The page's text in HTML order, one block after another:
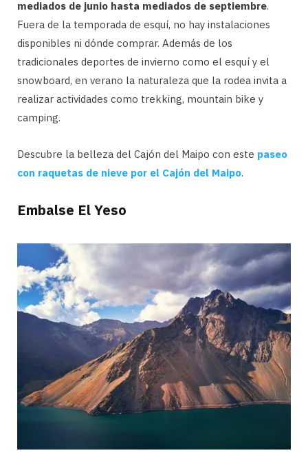
mediados de junio hasta mediados de septiembre.
Fuera de la temporada de esquí, no hay instalaciones
disponibles ni dónde comprar. Además de los
tradicionales deportes de invierno como el esquí y el
snowboard, en verano la naturaleza que la rodea invita a
realizar actividades como trekking, mountain bike y
camping.
Descubre la belleza del Cajón del Maipo con este paseo
con raquetas de nieve por el Cajón del Maipo.
Embalse El Yeso